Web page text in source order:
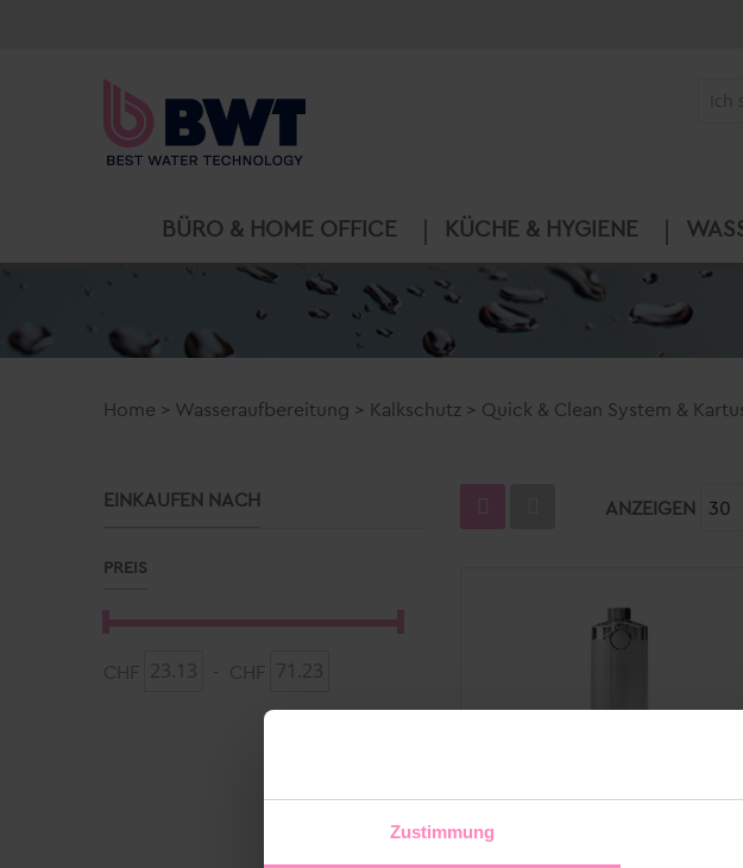
Zustimmung
BÜRO & HOME OFFICE KÜCHE & HYGIENE
Home > Wasseraufbereitung > Kalkschutz > Quick & Clean System &
EINKAUFEN NACH
PREIS
CHF - CHF
ANZEIGEN